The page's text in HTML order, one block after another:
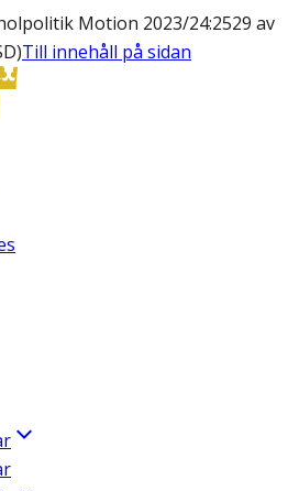
Motion 2023/24:2529 av
Till innehåll på sidan